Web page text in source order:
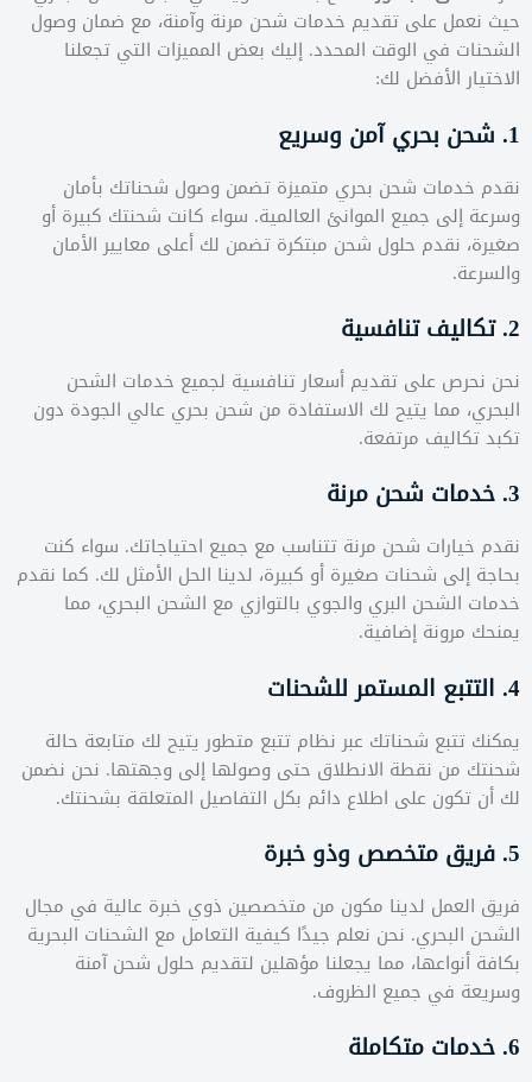
حيث نعمل على تقديم خدمات شحن مرنة وآمنة، مع ضمان وصول
الشحنات في الوقت المحدد. إليك بعض المميزات التي تجعلنا
الاختيار الأفضل لك:
1. شحن بحري آمن وسريع
نقدم خدمات شحن بحري متميزة تضمن وصول شحناتك بأمان
وسرعة إلى جميع الموانئ العالمية. سواء كانت شحنتك كبيرة أو
صغيرة، نقدم حلول شحن مبتكرة تضمن لك أعلى معايير الأمان
والسرعة.
2. تكاليف تنافسية
نحن نحرص على تقديم أسعار تنافسية لجميع خدمات الشحن
البحري، مما يتيح لك الاستفادة من شحن بحري عالي الجودة دون
تكبد تكاليف مرتفعة.
3. خدمات شحن مرنة
نقدم خيارات شحن مرنة تتناسب مع جميع احتياجاتك. سواء كنت
بحاجة إلى شحنات صغيرة أو كبيرة، لدينا الحل الأمثل لك. كما نقدم
خدمات الشحن البري والجوي بالتوازي مع الشحن البحري، مما
يمنحك مرونة إضافية.
4. التتبع المستمر للشحنات
يمكنك تتبع شحناتك عبر نظام تتبع متطور يتيح لك متابعة حالة
شحنتك من نقطة الانطلاق حتى وصولها إلى وجهتها. نحن نضمن
لك أن تكون على اطلاع دائم بكل التفاصيل المتعلقة بشحنتك.
5. فريق متخصص وذو خبرة
فريق العمل لدينا مكون من متخصصين ذوي خبرة عالية في مجال
الشحن البحري. نحن نعلم جيدًا كيفية التعامل مع الشحنات البحرية
بكافة أنواعها، مما يجعلنا مؤهلين لتقديم حلول شحن آمنة
وسريعة في جميع الظروف.
6. خدمات متكاملة